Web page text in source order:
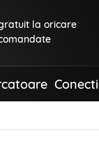
la oricare